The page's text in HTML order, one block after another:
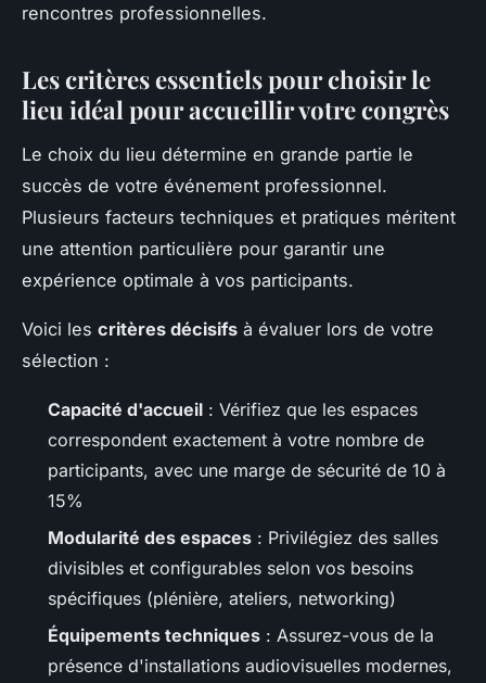
rencontres professionnelles.
Les critères essentiels pour choisir le
lieu idéal pour accueillir votre congrès
Le choix du lieu détermine en grande partie le
succès de votre événement professionnel.
Plusieurs facteurs techniques et pratiques méritent
une attention particulière pour garantir une
expérience optimale à vos participants.
Voici les critères décisifs à évaluer lors de votre
sélection :
Capacité d'accueil : Vérifiez que les espaces
correspondent exactement à votre nombre de
participants, avec une marge de sécurité de 10 à
15%
Modularité des espaces : Privilégiez des salles
divisibles et configurables selon vos besoins
spécifiques (plénière, ateliers, networking)
Équipements techniques : Assurez-vous de la
présence d'installations audiovisuelles modernes,